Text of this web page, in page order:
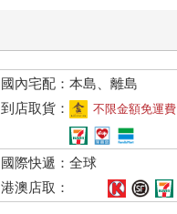
國內宅配：本島、離島
到店取貨：
不限金額免運費
國際快遞：全球
港澳店取：